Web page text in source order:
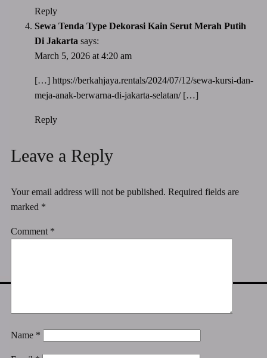
Reply
Sewa Tenda Type Dekorasi Kain Serut Merah Putih
Di Jakarta says:
March 5, 2026 at 4:20 am
[…] https://berkahjaya.rentals/2024/07/12/sewa-kursi-dan-
meja-anak-berwarna-di-jakarta-selatan/[…]
Reply
Leave a Reply
Your email address will not be published. Required fields are
marked *
Comment *
Name *